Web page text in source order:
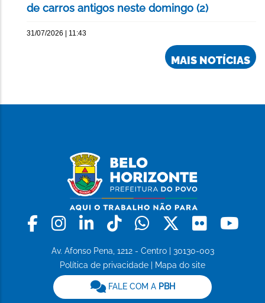
de carros antigos neste domingo (2)
31/07/2026 | 11:43
MAIS NOTÍCIAS
Facebook
Instagram
LinkedinTiktokWhatsapp
X Flickr
Av. Afonso Pena, 1212 - Centro | 30130-003
Política de privacidade
Mapa do site
FALE COM A PBH